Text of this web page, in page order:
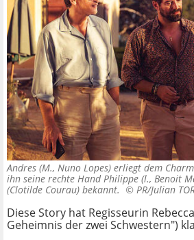
Andres (M., Nuno Lopes) erliegt dem
ihn seine rechte Hand Philippe (l., Benoit
(Clotilde Courau) bekannt. © PR/Julian
Diese Story hat Regisseurin
Geheimnis der zwei Schwestern")